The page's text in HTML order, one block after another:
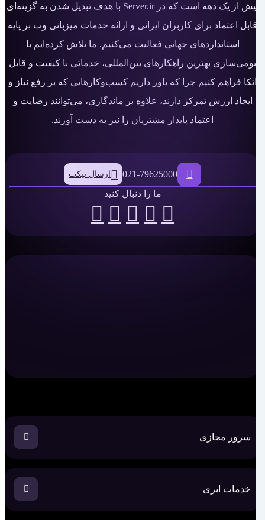
بیش از یک دهه است که در Server.ir با هدف تبدیل شدن به گزینه‌ای
قابل اعتماد برای کاربران ایرانی و ارائه خدمات میزبانی وب بر پایه
استانداردهای جهانی فعالیت می‌کنیم. ما تلاش کرده‌ایم با
بومی‌سازی بهترین راهکارهای بین‌المللی، خدماتی با کیفیت و قابل
اتکا فراهم کنیم چرا که باور داریم کسب‌وکارهایی که بر رفع نیاز و
ایجاد ارزش تمرکز دارند، علاوه بر ماندگاری، می‌توانند رضایت و
اعتماد پایدار مشتریان را نیز به دست آورند.
021-79625000 ارسال تیکت
ما را دنبال کنید
سرور مجازی
خدمات ابری